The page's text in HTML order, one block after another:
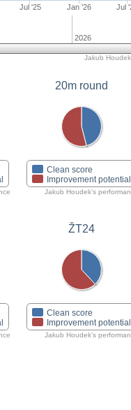
Jul '25 Jan '26 Jul
2026
Jakub
20m round
Clean score
Improvement potential
Jakub Houdek's
ŽT24
Clean score
Improvement potential
Jakub Houdek's